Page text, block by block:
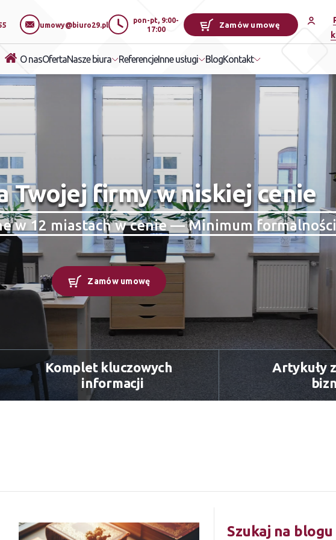
umowy@biuro29.pl
pon-pt, 9:00-
17:00
Zamów umowę
O nasOfertaNasze biura ReferencjeInne usługi BlogKontakt
Twojej firmy w niskiej cenie
w 12 miastach w cenie — Minimum formalności
Komplet kluczowych
informacji
Artykuły
Zamów umowę
Szukaj na blogu